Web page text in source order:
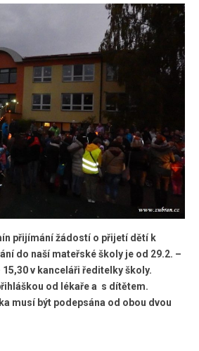
přijímání žádostí o přijetí dětí k
do naší mateřské školy je od 29.2. –
15,30 v kanceláři ředitelky školy.
od lékaře a s dítětem.
musí být podepsána od obou dvou